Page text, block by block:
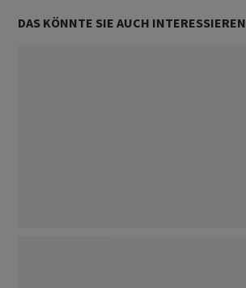
DAS KÖNNTE SIE AUCH INTERESSIEREN